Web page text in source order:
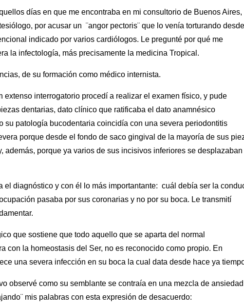
días en que me encontraba en mi consultorio de Buenos Aires,
por acusar un ¨angor pectoris¨ que lo venía torturando desde
indicado por varios cardiólogos. Le pregunté por qué me
la infectología, más precisamente la medicina Tropical.
de su formación como médico internista.
extenso interrogatorio procedí a realizar el examen físico, y pude
dentarias, dato clínico que ratificaba el dato anamnésico
su patología bucodentaria coincidía con una severa periodontitis
porque desde el fondo de saco gingival de la mayoría de sus
además, porque ya varios de sus incisivos inferiores se desplazaban
diagnóstico y con él lo más importantante: cuál debía ser la
pasaba por sus coronarias y no por su boca. Le transmití
que sostiene que todo aquello que se aparta del normal
con la homeostasis del Ser, no es reconocido como propio. En
una severa infección en su boca la cual data desde hace ya
observé como su semblante se contraía en una mezcla de
mis palabras con esta expresión de desacuerdo: